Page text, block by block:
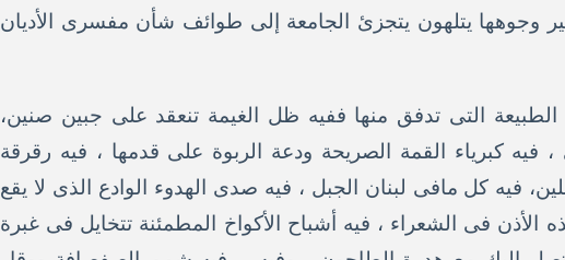
وجوهها يتلهون يتجزئ الجامعة إلى طوائف شأن مفسرى الأديان
التى تدفق منها ففيه ظل الغيمة تنعقد على جبين صنين،
كبرياء القمة الصريحة ودعة الربوة على قدمها ، فيه رقرقة
فيه كل مافى لبنان الجبل ، فيه صدى الهدوء الوادع الذى لا يقع
فى الشعراء ، فيه أشباح الأكواخ المطمئنة تتخايل فى غبرة